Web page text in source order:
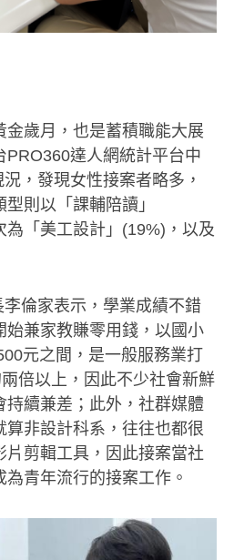
金歲月，也是蓄積職能大展
PRO360達人網統計平台中
，發現女性接案者略多，
則以「課輔陪讀」
為「美工設計」(19%)，以及
倫家表示，學業成績不錯
始兼家教賺零用錢，以國小
元之間，是一般服務業打
倍以上，因此不少社會新鮮
持續兼差；此外，社群媒體
算非設計科系，往往也都很
片剪輯工具，因此接案當社
青年流行的接案工作。